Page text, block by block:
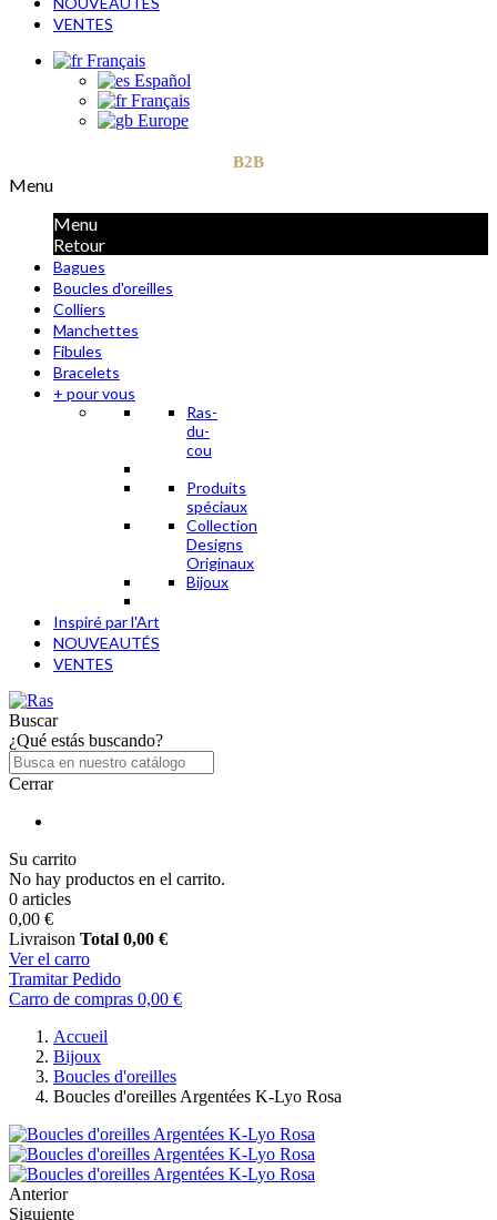
VENTES
Français
Español
Français
Europe
B2B
Menu
Menu
Retour
Bagues
Boucles d'oreilles
Colliers
Manchettes
Fibules
Bracelets
+ pour vous
Ras-
du-
cou
Produits
spéciaux
Collection
Designs
Originaux
Bijoux
Inspiré par l'Art
NOUVEAUTÉS
VENTES
Buscar
¿Qué estás buscando?
Cerrar
Su carrito
No hay productos en el carrito.
0 articles
0,00 €
Livraison Total 0,00 €
Ver el carro
Tramitar Pedido
Carro de compras 0,00 €
Accueil
Bijoux
Boucles d'oreilles
Boucles d'oreilles Argentées K-Lyo Rosa
Anterior
Siguiente